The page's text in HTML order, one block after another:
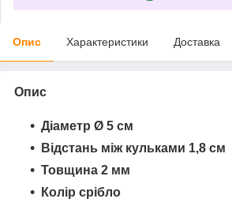
Опис Характеристики Доставка
Опис
Діаметр Ø 5 см
Відстань між кульками 1,8 см
Товщина 2 мм
Колір срібло